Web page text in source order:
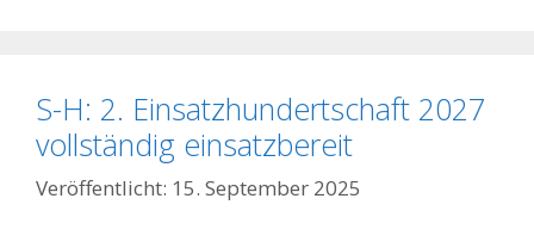
S-H: 2. Einsatzhundertschaft 2027
vollständig einsatzbereit
15. September 2025